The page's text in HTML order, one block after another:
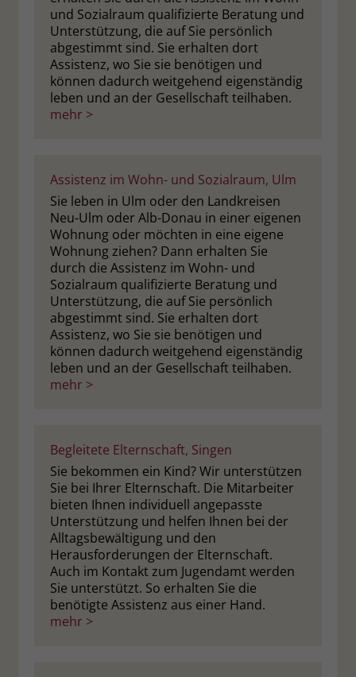
und Sozialraum qualifizierte Beratung und
Unterstützung, die auf Sie persönlich
abgestimmt sind. Sie erhalten dort
Assistenz, wo Sie sie benötigen und
können dadurch weitgehend eigenständig
leben und an der Gesellschaft teilhaben.
mehr >
Assistenz im Wohn- und Sozialraum, Ulm
Sie leben in Ulm oder den Landkreisen
Neu-Ulm oder Alb-Donau in einer eigenen
Wohnung oder möchten in eine eigene
Wohnung ziehen? Dann erhalten Sie
durch die Assistenz im Wohn- und
Sozialraum qualifizierte Beratung und
Unterstützung, die auf Sie persönlich
abgestimmt sind. Sie erhalten dort
Assistenz, wo Sie sie benötigen und
können dadurch weitgehend eigenständig
leben und an der Gesellschaft teilhaben.
mehr >
Begleitete Elternschaft, Singen
Sie bekommen ein Kind? Wir unterstützen
Sie bei Ihrer Elternschaft. Die Mitarbeiter
bieten Ihnen individuell angepasste
Unterstützung und helfen Ihnen bei der
Alltagsbewältigung und den
Herausforderungen der Elternschaft.
Auch im Kontakt zum Jugendamt werden
Sie unterstützt. So erhalten Sie die
benötigte Assistenz aus einer Hand.
mehr >